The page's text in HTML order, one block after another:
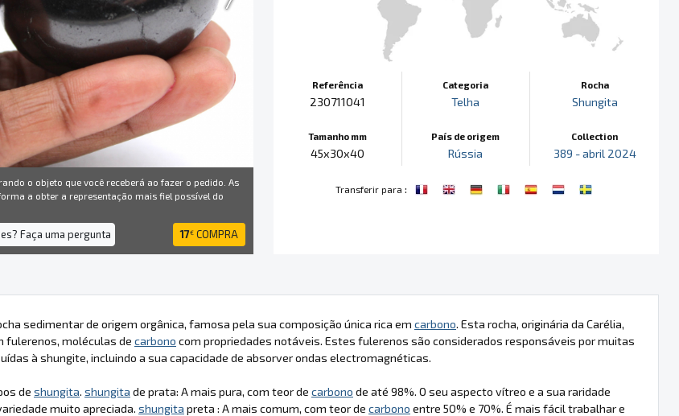
o objeto que você receberá ao fazer o pedido. As
a obter a representação mais fiel possível do
Faça uma pergunta 17€ COMPRA
Referência
230711041
Tamanho mm
45x30x40
Categoria
Telha
País de origem
Rússia
Rocha
Shungita
Collection
389 - abril 2024
Transferir para :
sedimentar de origem orgânica, famosa pela sua composição única rica em carbono. Esta rocha, originária da Carélia,
fulerenos, moléculas de carbono com propriedades notáveis. Estes fulerenos são considerados responsáveis por muitas
à shungite, incluindo a sua capacidade de absorver ondas electromagnéticas.
de shungita. shungita de prata: A mais pura, com teor de carbono de até 98%. O seu aspecto vítreo e a sua raridade
muito apreciada. shungita preta : A mais comum, com teor de carbono entre 50% e 70%. É mais fácil trabalhar e